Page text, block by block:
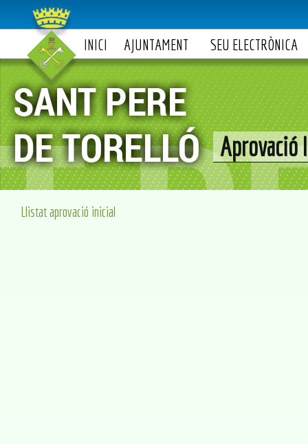
INICI AJUNTAMENT SEU ELECTRÒNICA
Aprovació
Llistat aprovació inicial